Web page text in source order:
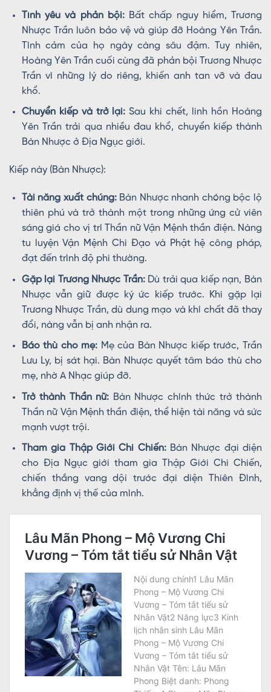
Tình yêu và phản bội:Bất chấp nguy hiểm, Trương
Nhược Trần luôn bảo vệ và giúp đỡ Hoàng Yên Trần.
Tình cảm của họ ngày càng sâu đậm. Tuy nhiên,
Hoàng Yên Trần cuối cùng đã phản bội Trương Nhược
Trần vì những lý do riêng, khiến anh tan vỡ và đau
khổ.
Chuyển kiếp và trở lại: Sau khi chết, linh hồn Hoàng
Yên Trần trải qua nhiều đau khổ, chuyển kiếp thành
Bàn Nhược ở Địa Ngục giới.
Kiếp này (Bàn Nhược):
Tài năng xuất chúng:Bàn Nhược nhanh chóng bộc lộ
thiên phú và trở thành một trong những ứng cử viên
sáng giá cho vị trí Thần nữ Vận Mệnh thần điện. Nàng
tu luyện Vận Mệnh Chi Đạo và Phật hệ công pháp,
đạt đến trình độ phi thường.
Gặp lại Trương Nhược Trần:Dù trải qua kiếp nạn, Bàn
Nhược vẫn giữ được ký ức kiếp trước. Khi gặp lại
Trương Nhược Trần, dù dung mạo và khí chất đã thay
đổi, nàng vẫn bị anh nhận ra.
Báo thù cho mẹ: Mẹ của Bàn Nhược kiếp trước, Trần
Lưu Ly, bị sát hại. Bàn Nhược quyết tâm báo thù cho
mẹ, nhờ A Nhạc giúp đỡ.
Trở thành Thần nữ: Bàn Nhược chính thức trở thành
Thần nữ Vận Mệnh thần điện, thể hiện tài năng và sức
mạnh vượt trội.
Tham gia Thập Giới Chi Chiến:Bàn Nhược đại diện
cho Địa Ngục giới tham gia Thập Giới Chi Chiến,
chiến thắng vang dội trước đại diện Thiên Đình,
khẳng định vị thế của mình.